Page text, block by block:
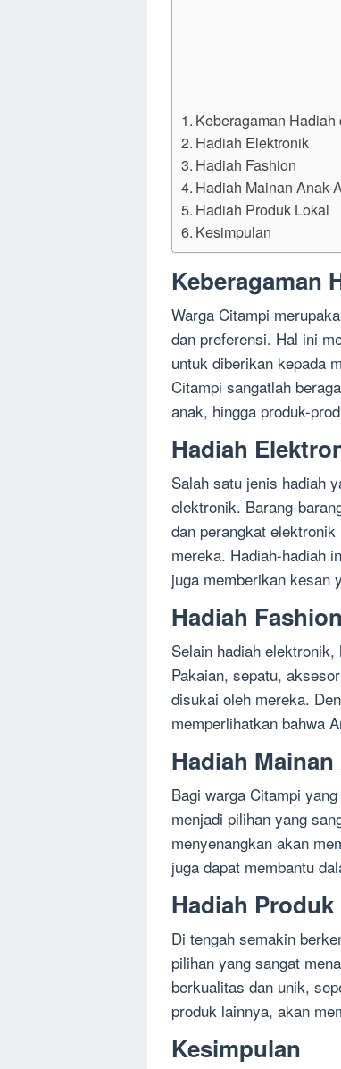
Keberagaman Hadiah
Hadiah Elektronik
Hadiah Fashion
Hadiah Mainan Anak-
Hadiah Produk Lokal
Kesimpulan
Keberagaman
Warga Citampi
dan preferensi. Hal ini
untuk diberikan kepada
Citampi sangatlah
anak, hingga produk-
Hadiah
Salah satu jenis hadiah
elektronik. Barang-
dan perangkat
mereka. Hadiah-hadiah
juga memberikan kesan
Hadiah Fashion
Selain hadiah
Pakaian, sepatu,
disukai oleh mereka.
memperlihatkan bahwa
Hadiah
Bagi warga Citampi
menjadi pilihan yang
menyenangkan akan
juga dapat membantu
Hadiah
Di tengah semakin
pilihan yang sangat
berkualitas dan unik,
produk lainnya, akan
Kesimpulan